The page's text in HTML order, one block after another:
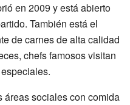
en 2009 y está abierto
También está el
de carnes de alta calidad
chefs famosos visitan
áreas sociales con comida